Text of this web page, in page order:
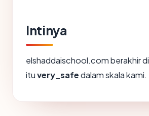
Intinya
elshaddaischool.com berakhir di
ituvery_safedalam skala kami.